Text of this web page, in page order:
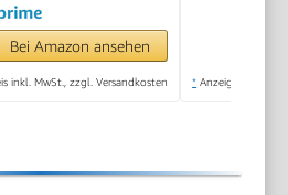
mit 6-in-1
Bei Amazon ansehen
inkl. MwSt., zzgl. Versandkosten * Anzeige